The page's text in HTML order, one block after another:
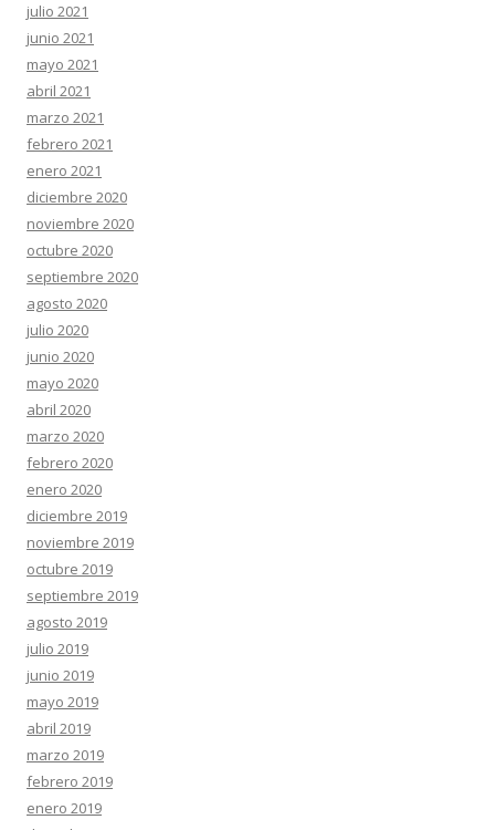
julio 2021
junio 2021
mayo 2021
abril 2021
marzo 2021
febrero 2021
enero 2021
diciembre 2020
noviembre 2020
octubre 2020
septiembre 2020
agosto 2020
julio 2020
junio 2020
mayo 2020
abril 2020
marzo 2020
febrero 2020
enero 2020
diciembre 2019
noviembre 2019
octubre 2019
septiembre 2019
agosto 2019
julio 2019
junio 2019
mayo 2019
abril 2019
marzo 2019
febrero 2019
enero 2019